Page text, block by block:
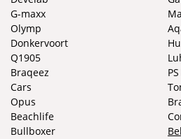
G-maxx
Olymp
Donkervoort
Q1905
Braqeez
Cars
Opus
Beachlife
Bullboxer